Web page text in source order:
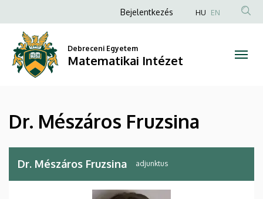
Mészáros
Fruzsina
Matematikai
Intézet
a
tartalomra
Anonim
fiók
menüje
Bejelentkezés HU EN
Debreceni Egyetem
Matematikai Intézet
Dr. Mészáros Fruzsina
Dr. Mészáros Fruzsina adjunktus